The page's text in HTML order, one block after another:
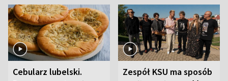
Cebularz lubelski.
Zespół KSU ma sposób